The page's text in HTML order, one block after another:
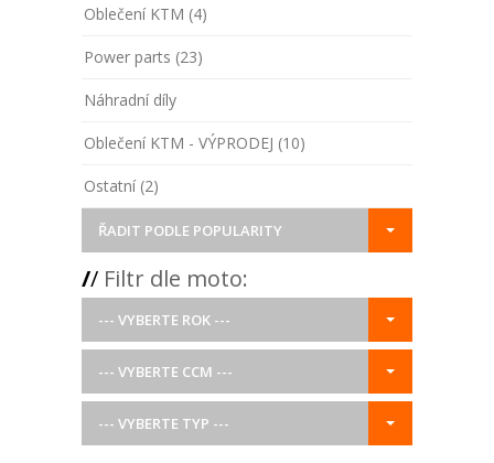
Oblečení KTM (4)
Power parts (23)
Náhradní díly
Oblečení KTM - VÝPRODEJ (10)
Ostatní (2)
ŘADIT PODLE POPULARITY
// Filtr dle moto:
--- VYBERTE ROK ---
--- VYBERTE CCM ---
--- VYBERTE TYP ---